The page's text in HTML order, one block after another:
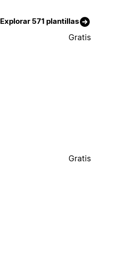
Explorar 571 plantillas
Gratis
Gratis